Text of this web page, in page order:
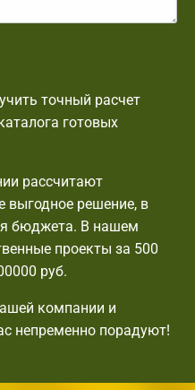
точный расчет
готовых
рассчитают
выгодное решение, в
бюджета. В нашем
проекты за 500
руб.
компании и
непременно порадуют!